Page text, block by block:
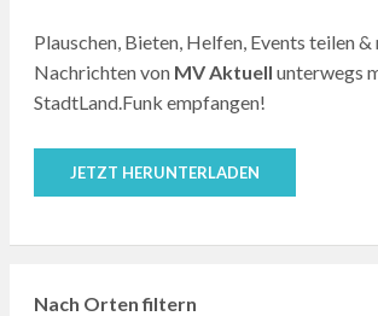
Plauschen, Bieten, Helfen, Events teilen &
Nachrichten von MV Aktuell unterwegs
StadtLand.Funk empfangen!
JETZT HERUNTERLADEN
Nach Orten filtern